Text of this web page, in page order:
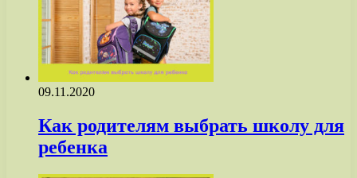
09.11.2020
Как родителям выбрать школу для
ребенка